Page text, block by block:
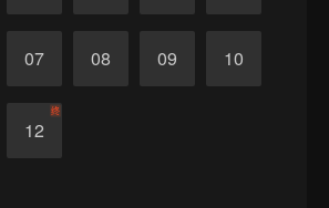
07 08 09 10
12
终